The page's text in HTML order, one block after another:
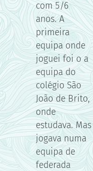
com 5/6
anos. A
primeira
equipa onde
joguei foi o a
equipa do
colégio São
João de Brito,
onde
estudava. Mas
jogava numa
equipa de
federada